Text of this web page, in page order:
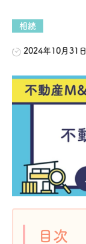
相続
2024年10月31日
目次